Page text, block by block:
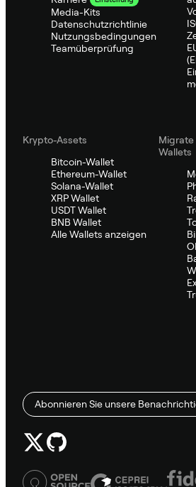
Media-Kits
Datenschutzrichtlinie
Nutzungsbedingungen
Teamüberprüfung
Krypto-Assets
Bitcoin-Wallet
Ethereum-Wallet
Solana-Wallet
XRP Wallet
USDT Wallet
BNB Wallet
Alle Wallets anzeigen
Migrate
Wallets
Abonnieren Sie unsere